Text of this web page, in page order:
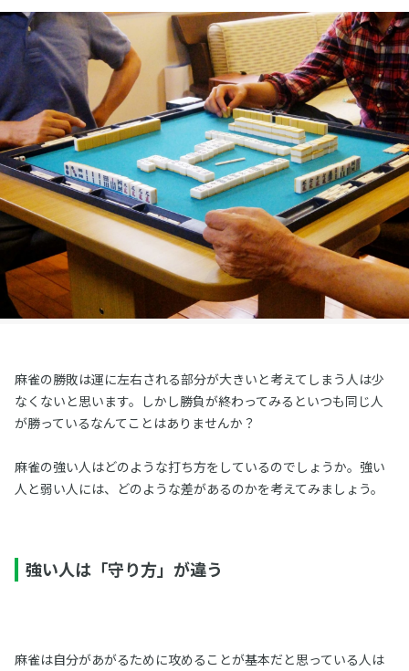
麻雀の勝敗は運に左右される部分が大きいと考えてしまう人は少
なくないと思います。しかし勝負が終わってみるといつも同じ人
が勝っているなんてことはありませんか？
麻雀の強い人はどのような打ち方をしているのでしょうか。強い
人と弱い人には、どのような差があるのかを考えてみましょう。
強い人は「守り方」が違う
麻雀は自分があがるために攻めることが基本だと思っている人は